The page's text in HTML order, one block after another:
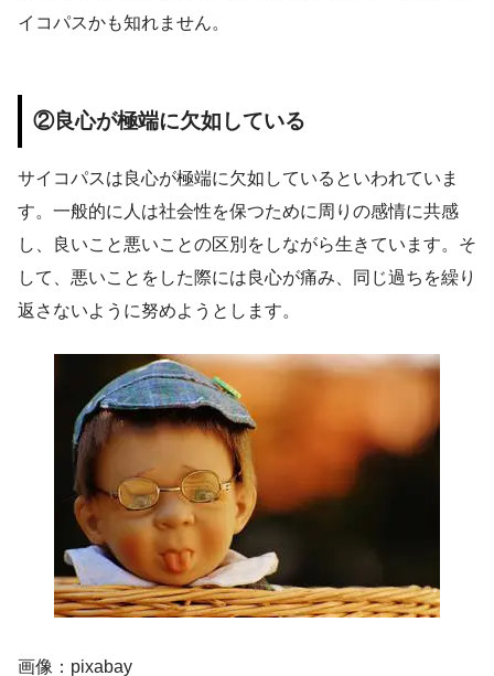
イコパスかも知れません。
②良心が極端に欠如している
サイコパスは良心が極端に欠如しているといわれていま
す。一般的に人は社会性を保つために周りの感情に共感
し、良いこと悪いことの区別をしながら生きています。そ
して、悪いことをした際には良心が痛み、同じ過ちを繰り
返さないように努めようとします。
画像：pixabay